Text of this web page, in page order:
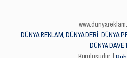
DÜNYA REKLAM, DÜNYA DERİ, DÜNYA
DÜNYA
Kuruluşudur. |